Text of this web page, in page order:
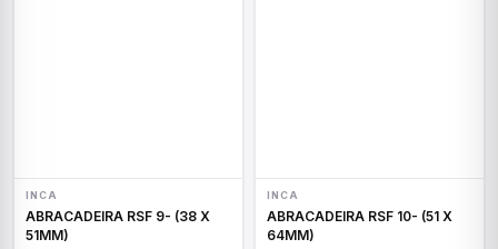
INCA
ABRACADEIRA RSF 9- (38 X
51MM)
INCA
ABRACADEIRA RSF 10- (51 X
64MM)